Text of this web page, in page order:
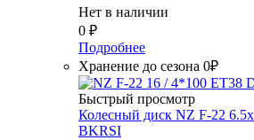
Нет в наличии
0 ₽
Подробнее
Хранение до сезона 0₽
Быстрый просмотр
Колесный диск NZ F-22
BKRSI